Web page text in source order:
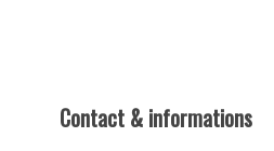
Contact & informations